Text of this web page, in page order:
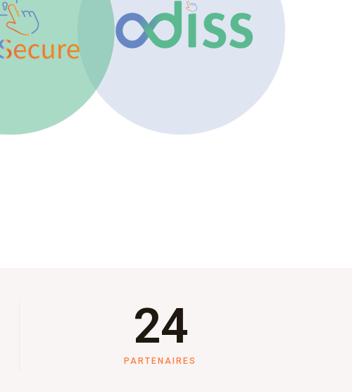
24
PARTENAIRES